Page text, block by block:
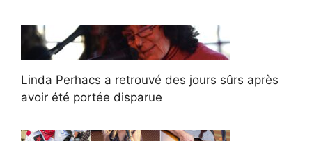
Linda Perhacs a retrouvé des jours sûrs après
avoir été portée disparue